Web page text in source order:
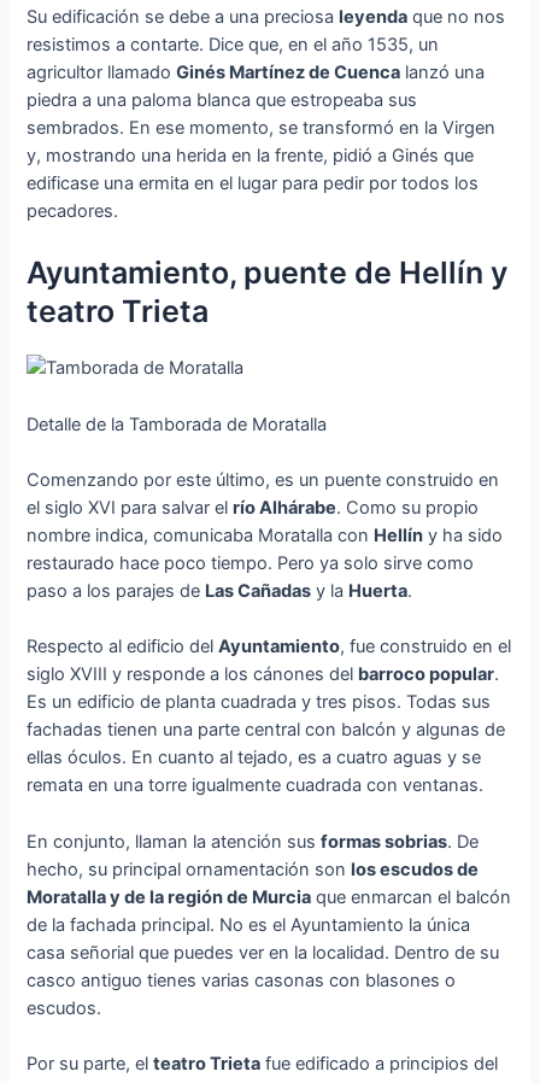
Su edificación se debe a una preciosaleyenda que no nos
resistimos a contarte. Dice que, en el año 1535, un
agricultor llamadoGinés Martínez de Cuenca lanzó una
piedra a una paloma blanca que estropeaba sus
sembrados. En ese momento, se transformó en la Virgen
y, mostrando una herida en la frente, pidió a Ginés que
edificase una ermita en el lugar para pedir por todos los
pecadores.
Ayuntamiento, puente de Hellín y
teatro Trieta
Detalle de la Tamborada de Moratalla
Comenzando por este último, es un puente construido en
el siglo XVI para salvar elrío Alhárabe. Como su propio
nombre indica, comunicaba Moratalla con Hellín y ha sido
restaurado hace poco tiempo. Pero ya solo sirve como
paso a los parajes de Las Cañadas y la Huerta.
Respecto al edificio delAyuntamiento, fue construido en el
siglo XVIII y responde a los cánones del barroco popular.
Es un edificio de planta cuadrada y tres pisos. Todas sus
fachadas tienen una parte central con balcón y algunas de
ellas óculos. En cuanto al tejado, es a cuatro aguas y se
remata en una torre igualmente cuadrada con ventanas.
En conjunto, llaman la atención susformas sobrias. De
hecho, su principal ornamentación sonlos escudos de
Moratalla y de la región de Murcia que enmarcan el balcón
de la fachada principal. No es el Ayuntamiento la única
casa señorial que puedes ver en la localidad. Dentro de su
casco antiguo tienes varias casonas con blasones o
escudos.
Por su parte, elteatro Trieta fue edificado a principios del